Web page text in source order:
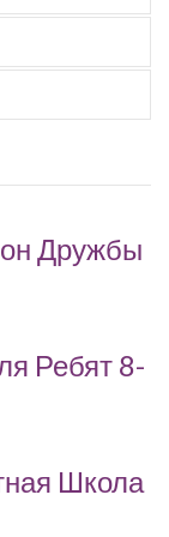
Дружбы
Ребят 8-
Школа